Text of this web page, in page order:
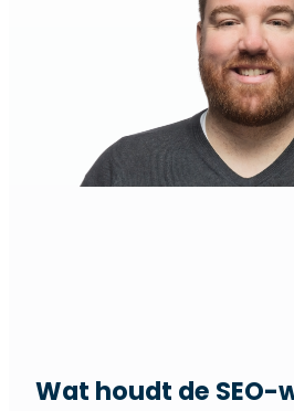
Wat houdt de SEO-